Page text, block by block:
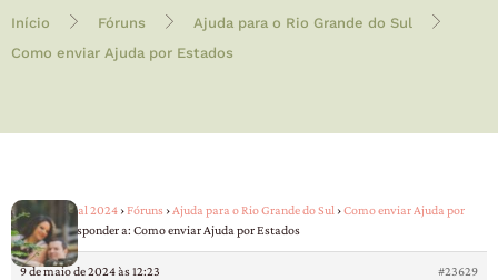
Início Fóruns
Ajuda para o Rio Grande do Sul
Como enviar Ajuda por Estados
ACQA – Inicial 2024 ›Fóruns › Ajuda para o Rio Grande do Sul ›Como enviar Ajuda por
Estados›Responder a: Como enviar Ajuda por Estados
9 de maio de 2024 às 12:23
#23629